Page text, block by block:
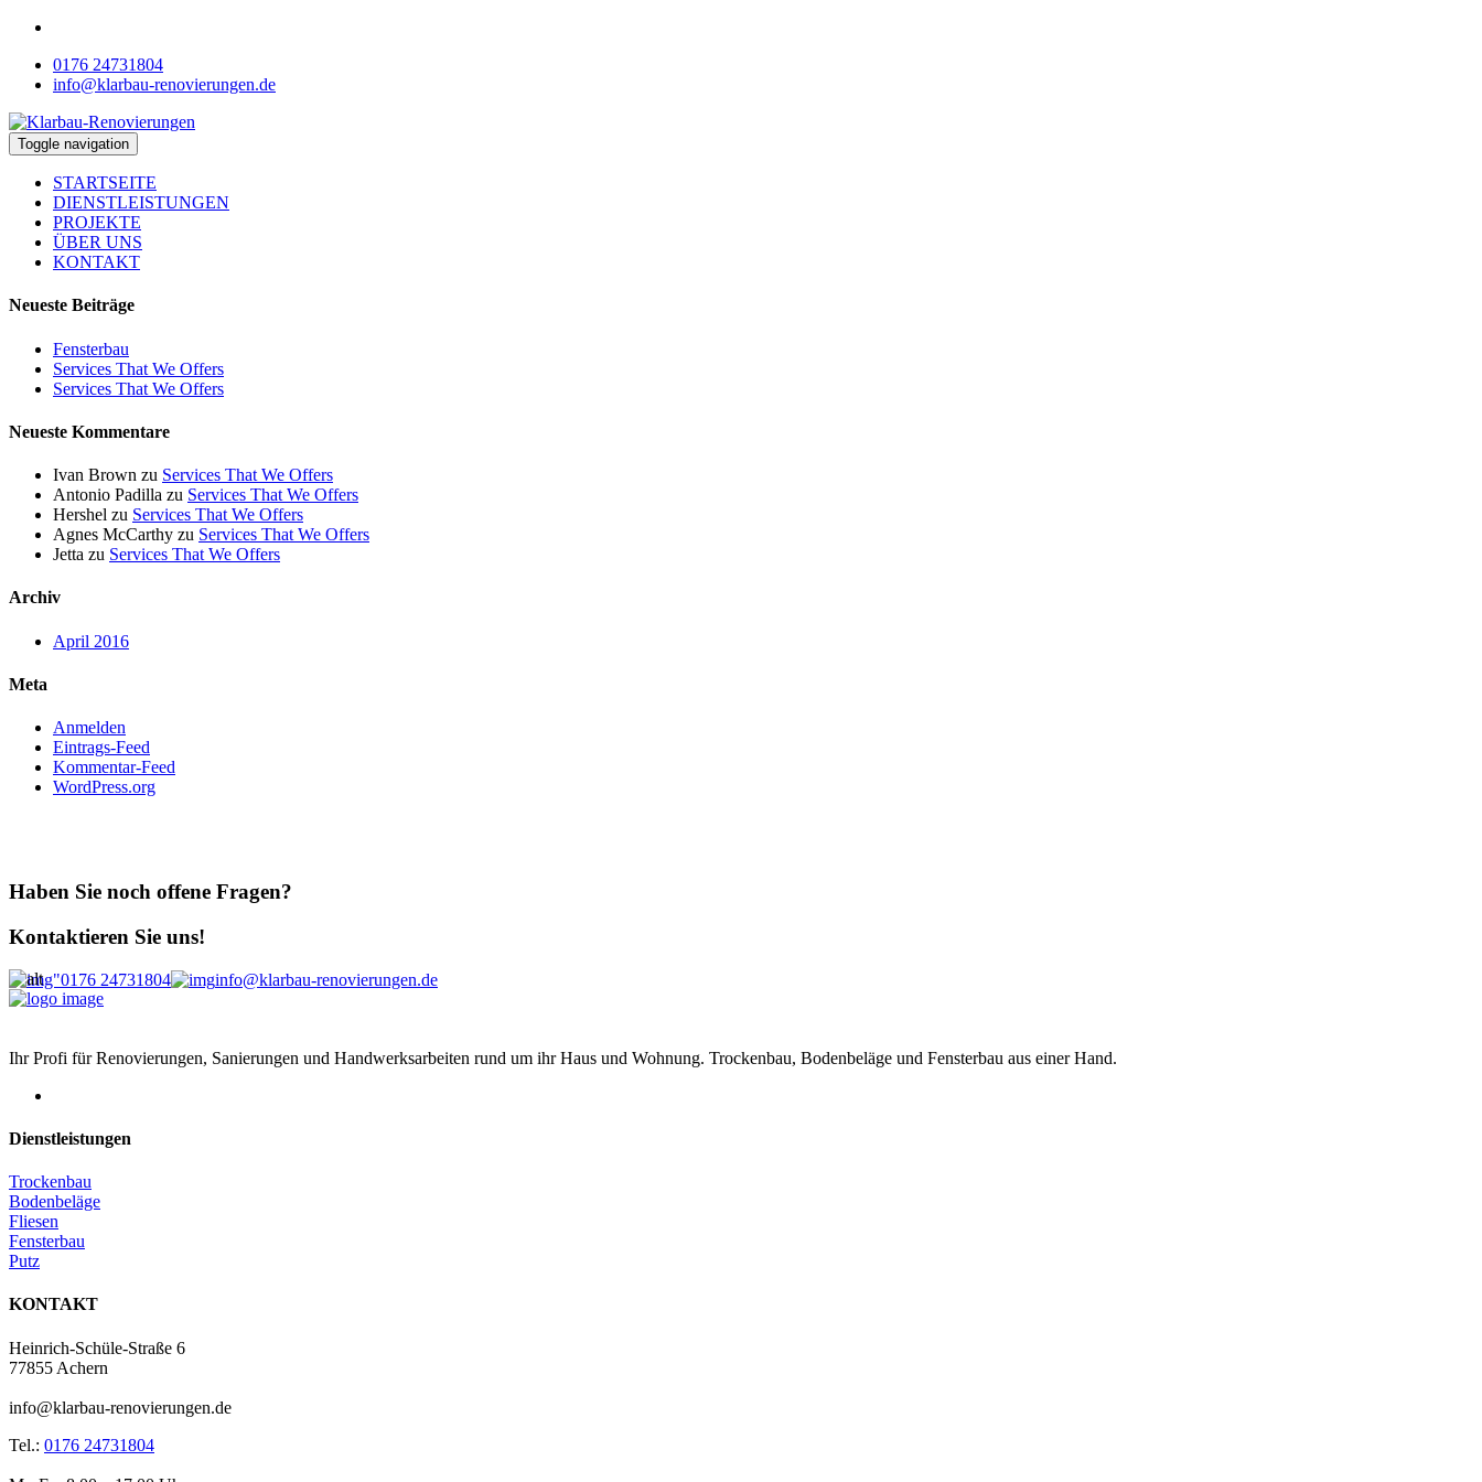
0176 24731804
info@klarbau-renovierungen.de
Toggle navigation
STARTSEITE
DIENSTLEISTUNGEN
PROJEKTE
ÜBER UNS
KONTAKT
Neueste Beiträge
Fensterbau
Services That We Offers
Services That We Offers
Neueste Kommentare
Ivan Brown zu Services That We Offers
Antonio Padilla zu Services That We Offers
Hershel zu Services That We Offers
Agnes McCarthy zu Services That We Offers
Jetta zu Services That We Offers
Archiv
April 2016
Meta
Anmelden
Eintrags-Feed
Kommentar-Feed
WordPress.org
Haben Sie noch offene Fragen?
Kontaktieren Sie uns!
0176 24731804 info@klarbau-renovierungen.de
Ihr Profi für Renovierungen, Sanierungen und Handwerksarbeiten rund um ihr Haus und Wohnung. Trockenbau, Bodenbeläge und Fensterbau aus einer Hand.
Dienstleistungen
Trockenbau
Bodenbeläge
Fliesen
Fensterbau
Putz
KONTAKT
Heinrich-Schüle-Straße 6
77855 Achern
info@klarbau-renovierungen.de
Tel.: 0176 24731804